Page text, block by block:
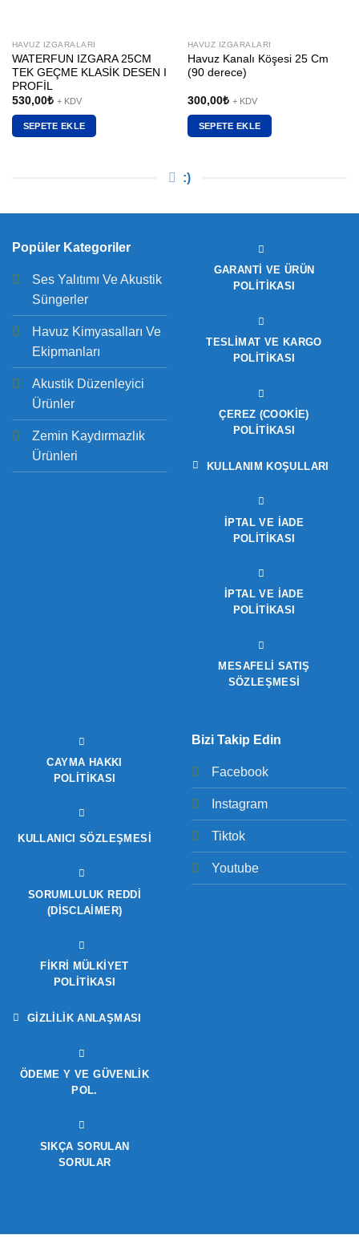
HAVUZ IZGARALARI
WATERFUN IZGARA 25CM
TEK GEÇME KLASİK DESEN I
PROFİL
530,00₺ + KDV
SEPETE EKLE
HAVUZ IZGARALARI
Havuz Kanalı Köşesi 25 Cm
(90 derece)
300,00₺ + KDV
SEPETE EKLE
:)
Popüler Kategoriler
Ses Yalıtımı Ve Akustik
Süngerler
Havuz Kimyasalları Ve
Ekipmanları
Akustik Düzenleyici
Ürünler
Zemin Kaydırmazlık
Ürünleri
GARANTI VE ÜRÜN
POLITIKASI
TESLIMAT VE KARGO
POLITIKASI
ÇEREZ (COOKIE)
POLITIKASI
KULLANIM KOŞULLARI
İPTAL VE İADE
POLITIKASI
İPTAL VE İADE
POLITIKASI
MESAFELİ SATIŞ
SÖZLEŞMESİ
CAYMA HAKKI
POLITIKASI
KULLANICI SÖZLEŞMESI
SORUMLULUK REDDI
(DISCLAIMER)
FIKRI MÜLKIYET
POLITIKASI
GIZLILIK ANLAŞMASI
ÖDEME Y VE GÜVENLIK
POL.
SIKÇA SORULAN
SORULAR
Bizi Takip Edin
Facebook
Instagram
Tiktok
Youtube